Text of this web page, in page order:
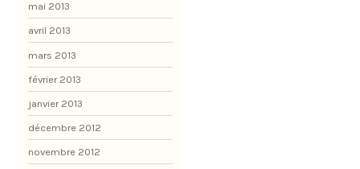
mai 2013
avril 2013
mars 2013
février 2013
janvier 2013
décembre 2012
novembre 2012